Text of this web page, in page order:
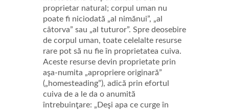
proprietar natural; corpul uman nu
poate fi niciodată „al nimănui”, „al
câtorva” sau „al tuturor”. Spre deosebire
de corpul uman, toate celelalte resurse
rare pot să nu fie în proprietatea cuiva.
Aceste resurse devin proprietate prin
aşa-numita „apropriere originară”
(„homesteading”), adică prin efortul
cuiva de a le da o anumită
întrebuinţare: „Deşi apa ce curge în